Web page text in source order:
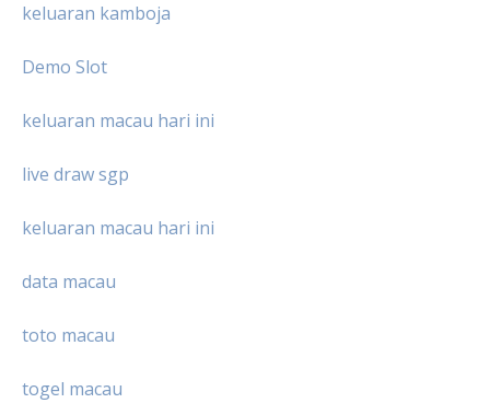
keluaran kamboja
Demo Slot
keluaran macau hari ini
live draw sgp
keluaran macau hari ini
data macau
toto macau
togel macau